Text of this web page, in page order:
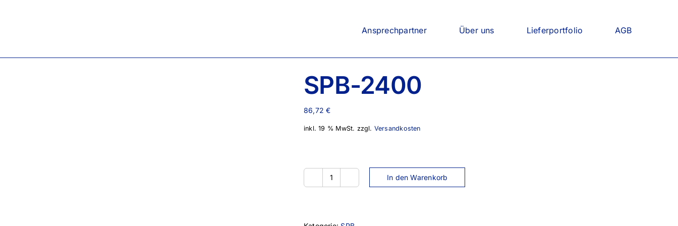
Ansprechpartner Über uns Lieferportfolio AGB
SPB-2400
86,72€
inkl. 19 % MwSt. zzgl. Versandkosten
SPB-
In den Warenkorb